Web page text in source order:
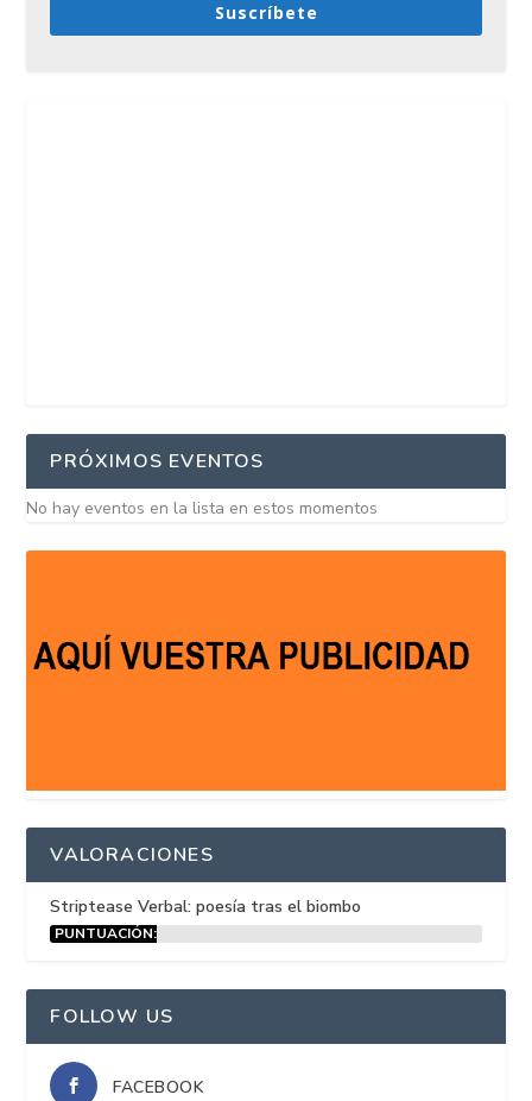
Suscríbete
PRÓXIMOS EVENTOS
No hay eventos en la lista en estos momentos
VALORACIONES
Striptease Verbal: poesía tras el biombo
PUNTUACIÓN:
FOLLOW US
FACEBOOK